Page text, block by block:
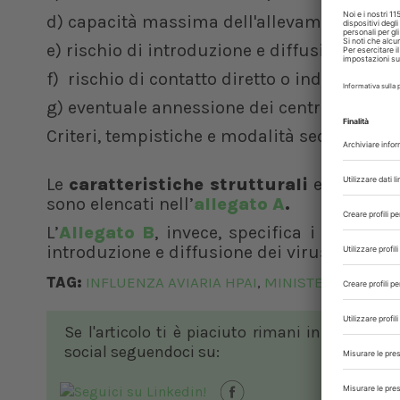
d) capacità massima dell'allevamento,
e) rischio di introduzione e diffusione
f) rischio di contatto diretto o indiretto
g) eventuale annessione dei centri di
Criteri, tempistiche e modalità secondo
Le caratteristiche strutturali e i
sono elencati nell’allegato A.
L’Allegato B, invece, specifica i
introduzione e diffusione dei virus dell'
TAG: INFLUENZA AVIARIA HPAI, MINISTERO DELLA
Se l'articolo ti è piaciuto rimani in contatto
social seguendoci su: